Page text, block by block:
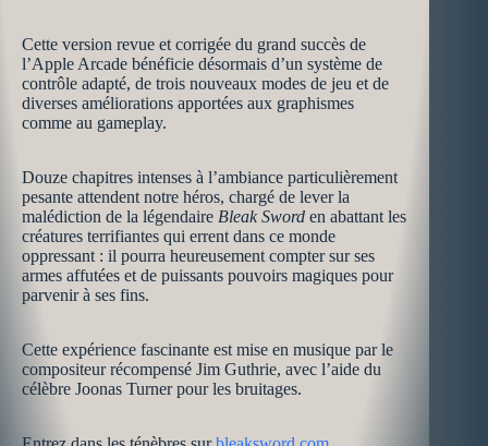
Cette version revue et corrigée du grand succès de
l’Apple Arcade bénéficie désormais d’un système de
contrôle adapté, de trois nouveaux modes de jeu et de
diverses améliorations apportées aux graphismes
comme au gameplay.
Douze chapitres intenses à l’ambiance particulièrement
pesante attendent notre héros, chargé de lever la
malédiction de la légendaire Bleak Sword en abattant les
créatures terrifiantes qui errent dans ce monde
oppressant : il pourra heureusement compter sur ses
armes affutées et de puissants pouvoirs magiques pour
parvenir à ses fins.
Cette expérience fascinante est mise en musique par le
compositeur récompensé Jim Guthrie, avec l’aide du
célèbre Joonas Turner pour les bruitages.